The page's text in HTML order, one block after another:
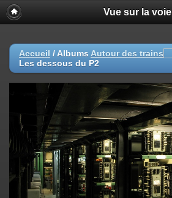
Vue sur la voie
Accueil / Albums Autour des trains
Les dessous du P2